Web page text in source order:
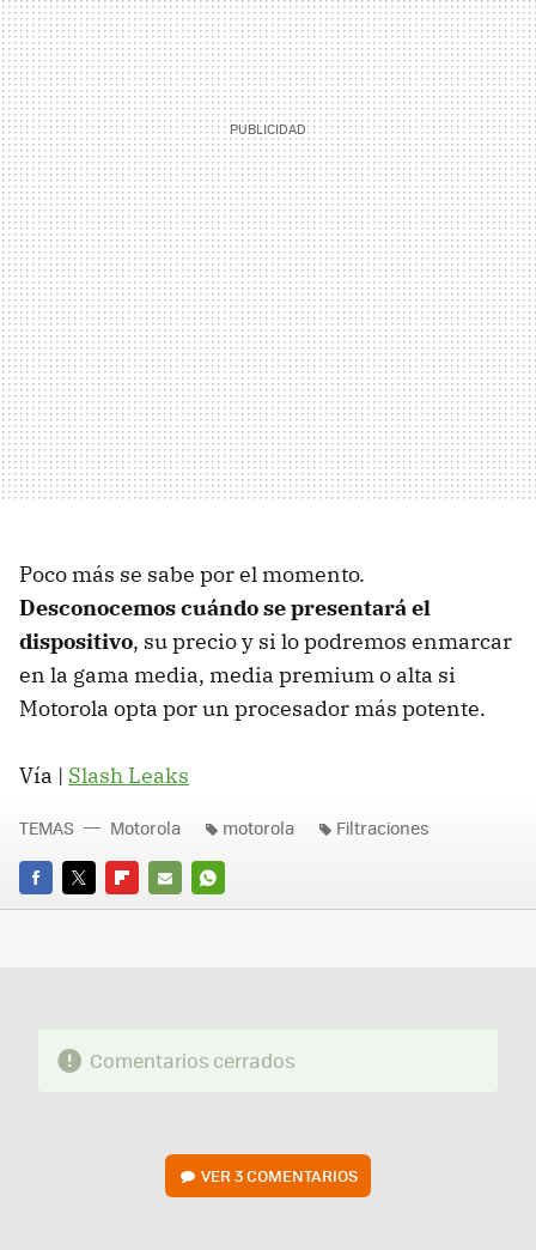
Poco más se sabe por el momento.
Desconocemos cuándo se presentará el
dispositivo, su precio y si lo podremos enmarcar
en la gama media, media premium o alta si
Motorola opta por un procesador más potente.
Vía | Slash Leaks
FACEBOOK
TWITTERFLIPBOARD
E-
WHATSAPP
TEMAS Motorola motorola Filtraciones
Comentarios cerrados
VER3 COMENTARIOS